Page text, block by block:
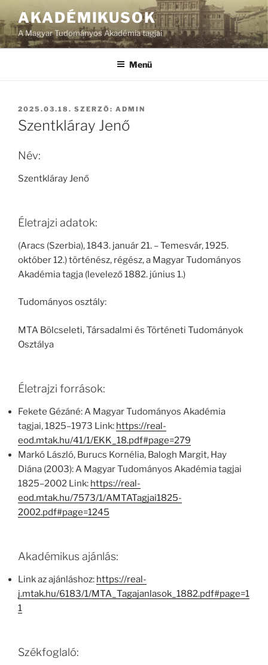
AKADÉMIKUSOK
A Magyar Tudományos Akadémia tagjai
Menü
BEKÜLDVE:
2025.03.18. SZERZŐ: ADMIN
Szentkláray Jenő
Név:
Szentkláray Jenő
Életrajzi adatok:
(Aracs (Szerbia), 1843. január 21. – Temesvár, 1925.
október 12.) történész, régész, a Magyar Tudományos
Akadémia tagja (levelező 1882. június 1.)
Tudományos osztály:
MTA Bölcseleti, Társadalmi és Történeti Tudományok
Osztálya
Életrajzi források:
Fekete Gézáné: A Magyar Tudományos Akadémia
tagjai, 1825–1973 Link: https://real-
eod.mtak.hu/41/1/EKK_18.pdf#page=279
Markó László, Burucs Kornélia, Balogh Margit, Hay
Diána (2003): A Magyar Tudományos Akadémia tagjai
1825–2002 Link: https://real-
eod.mtak.hu/7573/1/AMTATagjai1825-
2002.pdf#page=1245
Akadémikus ajánlás:
Link az ajánláshoz: https://real-
j.mtak.hu/6183/1/MTA_Tagajanlasok_1882.pdf#page=1
1
Székfoglaló: